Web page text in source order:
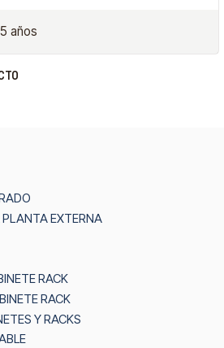
5 años
PLANTA EXTERNA
RACK
RACK
Y RACKS